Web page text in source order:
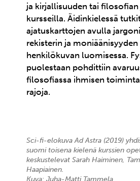
ja kirjallisuuden tai filosofian
kursseilla. Äidinkielessä
ajatuskarttojen avulla
rekisterin ja
henkilökuvan luomisessa.
puolestaan pohdittiin
filosofiassa ihmisen
rajoja.
Sci-fi-elokuva Ad Astra (2019)
suomi toisena kielenä kurssien
keskustelevat Sarah Haiminen,
Haapiainen.